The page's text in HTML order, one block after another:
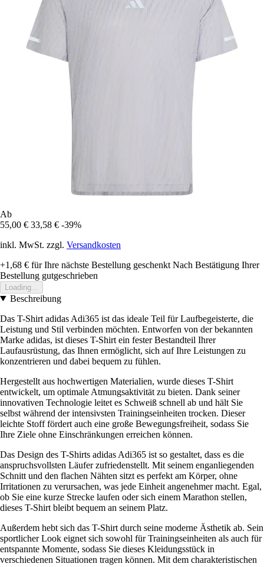
Ab
55,00 € 33,58 € -39%
inkl. MwSt. zzgl. Versandkosten
+1,68 € für Ihre nächste Bestellung geschenkt Nach Bestätigung Ihrer
Bestellung gutgeschrieben
Loading...
Beschreibung
Das T-Shirt adidas Adi365 ist das ideale Teil für Laufbegeisterte, die
Leistung und Stil verbinden möchten. Entworfen von der bekannten
Marke adidas, ist dieses T-Shirt ein fester Bestandteil Ihrer
Laufausrüstung, das Ihnen ermöglicht, sich auf Ihre Leistungen zu
konzentrieren und dabei bequem zu fühlen.
Hergestellt aus hochwertigen Materialien, wurde dieses T-Shirt
entwickelt, um optimale Atmungsaktivität zu bieten. Dank seiner
innovativen Technologie leitet es Schweiß schnell ab und hält Sie
selbst während der intensivsten Trainingseinheiten trocken. Dieser
leichte Stoff fördert auch eine große Bewegungsfreiheit, sodass Sie
Ihre Ziele ohne Einschränkungen erreichen können.
Das Design des T-Shirts adidas Adi365 ist so gestaltet, dass es die
anspruchsvollsten Läufer zufriedenstellt. Mit seinem enganliegenden
Schnitt und den flachen Nähten sitzt es perfekt am Körper, ohne
Irritationen zu verursachen, was jede Einheit angenehmer macht. Egal,
ob Sie eine kurze Strecke laufen oder sich einem Marathon stellen,
dieses T-Shirt bleibt bequem an seinem Platz.
Außerdem hebt sich das T-Shirt durch seine moderne Ästhetik ab. Sein
sportlicher Look eignet sich sowohl für Trainingseinheiten als auch für
entspannte Momente, sodass Sie dieses Kleidungsstück in
verschiedenen Situationen tragen können. Mit dem charakteristischen